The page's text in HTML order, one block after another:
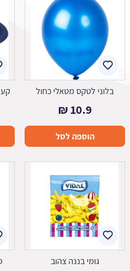
בלוני לטקס מטאלי כחול
10.9
₪
הוספה לסל
גומי בננה צהוב